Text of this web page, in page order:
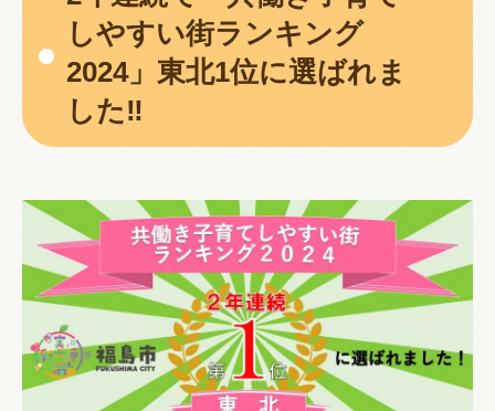
しやすい街ランキング
2024」東北1位に選ばれま
した‼